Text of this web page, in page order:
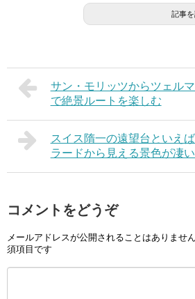
記事
サン・モリッツからツェル
で絶景ルートを楽しむ
スイス隋一の遠望台といえ
ラードから見える景色が凄い
コメントをどうぞ
メールアドレスが公開されることはありません
須項目です